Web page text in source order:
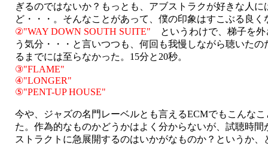
ぎるのではないか？もっとも、アブストラクが好きな人に
ど・・・。そんなことがあって、僕の印象はすこぶる良く
②"WAY DOWN SOUTH SUITE"
というわけで、梯子を
う気分・・・と言いつつも、何回も我慢しながら聴いた
るまでには至らなかった。15分と20秒。
③"FLAME"
④"LONGER"
⑤"PENT-UP HOUSE"
今や、ジャズの名門レーベルとも言えるECMでもこんな
た。作為的なものかどうかはよく分からないが、試聴時
ストラクトに急展開するのはいかがなものか？というか